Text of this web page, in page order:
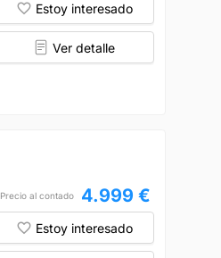
Estoy interesado
Ver detalle
Precio al contado 4.999 €
Estoy interesado